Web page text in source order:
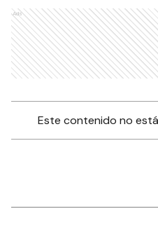
Ads
Este contenido no